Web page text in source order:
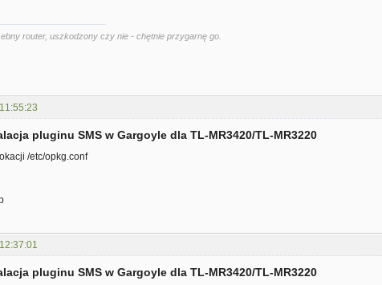
router, uszkodzony czy nie - chętnie przygarnę go.
pluginu SMS w Gargoyle dla TL-MR3420/TL-MR3220
/etc/opkg.conf
pluginu SMS w Gargoyle dla TL-MR3420/TL-MR3220